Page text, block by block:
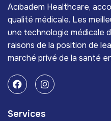
Acıbadem Healthcare,
qualité médicale. Les
une technologie médicale
raisons de la position de
marché privé de la santé
Services